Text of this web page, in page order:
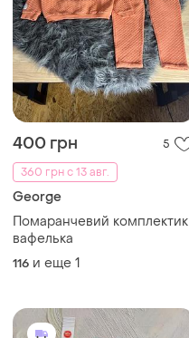
400 грн
5
360 грн с 13 авг.
George
Помаранчевий комплектик
вафелька
116 и еще 1